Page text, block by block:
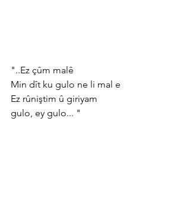
"..Ez çûm malê
Min dît ku gulo ne li mal e
Ez rûniştim û giriyam
gulo, ey gulo... "